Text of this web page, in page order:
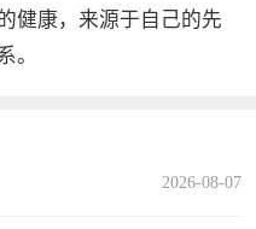
健康，来源于自己的先
。
2026-08-07